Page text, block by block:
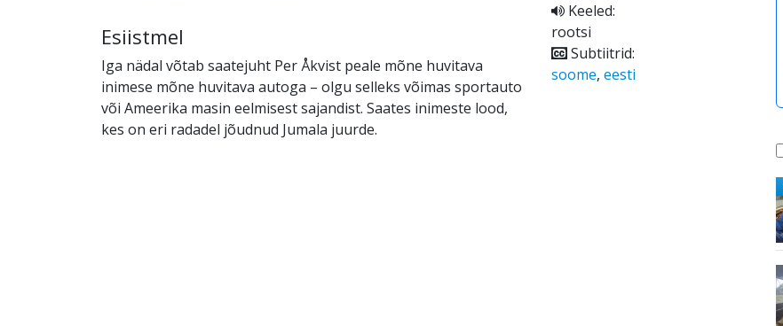
Esiistmel
Iga nädal võtab saatejuht Per Åkvist peale mõne huvitava
inimese mõne huvitava autoga – olgu selleks võimas sportauto
või Ameerika masin eelmisest sajandist. Saates inimeste lood,
kes on eri radadel jõudnud Jumala juurde.
Keeled:
rootsi
Subtiitrid:
soome, eesti